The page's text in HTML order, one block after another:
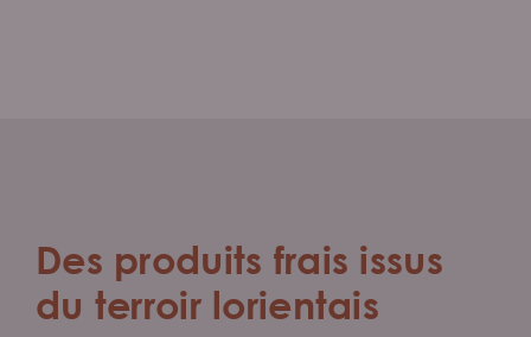
Des produits frais issus
du terroir lorientais